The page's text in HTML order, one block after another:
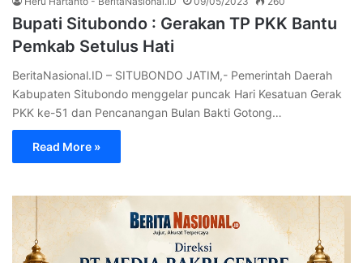
Bupati Situbondo : Gerakan TP PKK Bantu
Pemkab Setulus Hati
BeritaNasional.ID – SITUBONDO JATIM,- Pemerintah Daerah
Kabupaten Situbondo menggelar puncak Hari Kesatuan Gerak
PKK ke-51 dan Pencanangan Bulan Bakti Gotong…
Read More »